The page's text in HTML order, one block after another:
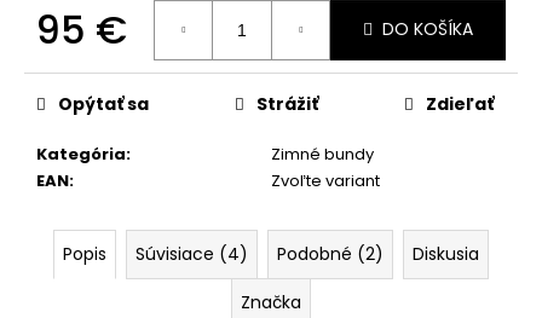
95 €
cena:
DO KOŠÍKA
Kategória:
Zimné bundy
EAN: Zvoľte variant
Opýtať sa Strážiť Zdieľať
Popis Súvisiace (4) Podobné (2)
Diskusia
Značka